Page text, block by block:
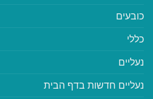
כובעים
כללי
נעליים
נעליים חדשות בדף הבית